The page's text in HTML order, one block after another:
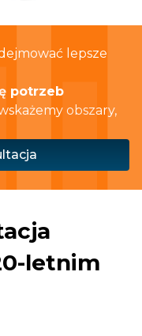
lepsze
potrzeb
obszary,
letnim